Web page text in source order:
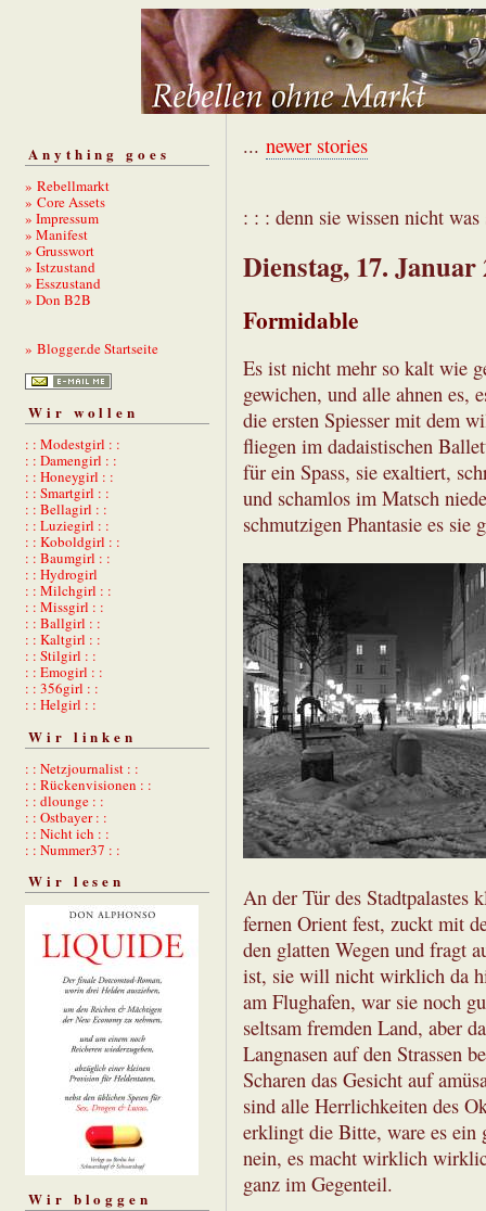
Anything goes
» Rebellmarkt
» Core Assets
» Impressum
» Manifest
» Grusswort
» Istzustand
» Esszustand
» Don B2B
» Blogger.de Startseite
Wir wollen
: : Modestgirl : :
: : Damengirl : :
: : Honeygirl : :
: : Smartgirl : :
: : Bellagirl : :
: : Luziegirl : :
: : Koboldgirl : :
: : Baumgirl : :
: : Hydrogirl
: : Milchgirl : :
: : Missgirl : :
: : Ballgirl : :
: : Kaltgirl : :
: : Stilgirl : :
: : Emogirl : :
: : 356girl : :
: : Helgirl : :
Wir linken
: : Netzjournalist : :
: : Rückenvisionen : :
: : dlounge : :
: : Ostbayer : :
: : Nicht ich : :
: : Nummer37 : :
Wir lesen
Wir bloggen
... newer stories
: : : denn sie wissen nicht
Dienstag, 17. Januar
Formidable
Es ist nicht mehr so kalt wie
gewichen, und alle ahnen es,
die ersten Spiesser mit dem
fliegen im dadaistischen
für ein Spass, sie exaltiert,
und schamlos im Matsch
schmutzigen Phantasie es sie
An der Tür des Stadtpalastes
fernen Orient fest, zuckt mit
den glatten Wegen und fragt
ist, sie will nicht wirklich da
am Flughafen, war sie noch
seltsam fremden Land, aber
Langnasen auf den Strassen
Scharen das Gesicht auf
sind alle Herrlichkeiten des
erklingt die Bitte, ware es ein
nein, es macht wirklich
ganz im Gegenteil.